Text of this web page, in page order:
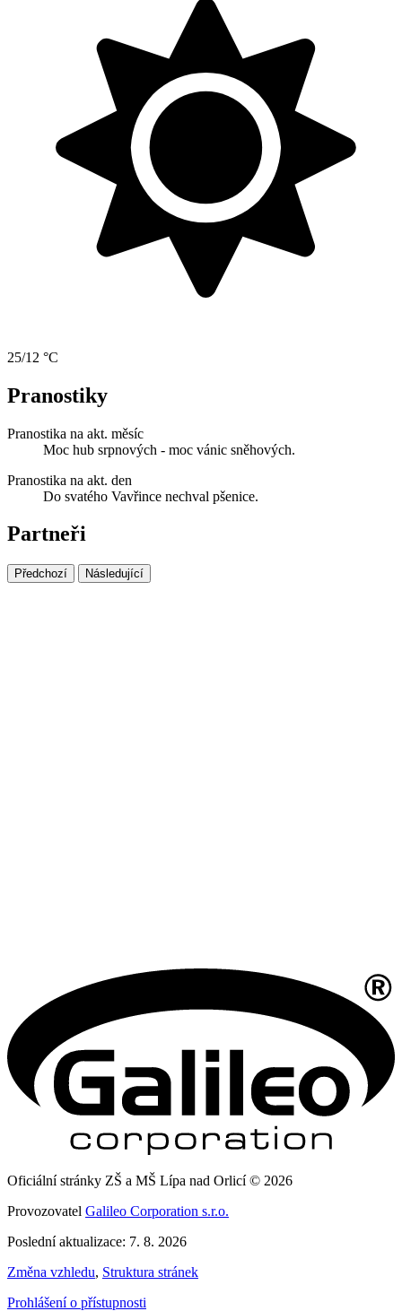
25/12 °C
Pranostiky
Pranostika na akt. měsíc
Moc hub srpnových - moc vánic sněhových.
Pranostika na akt. den
Do svatého Vavřince nechval pšenice.
Partneři
Předchozí Následující
Oficiální stránky ZŠ a MŠ Lípa nad Orlicí © 2026
Provozovatel Galileo Corporation s.r.o.
Poslední aktualizace: 7. 8. 2026
Změna vzhledu, Struktura stránek
Prohlášení o přístupnosti